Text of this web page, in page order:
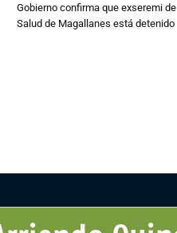
Gobierno confirma que exseremi de
Salud de Magallanes está detenido